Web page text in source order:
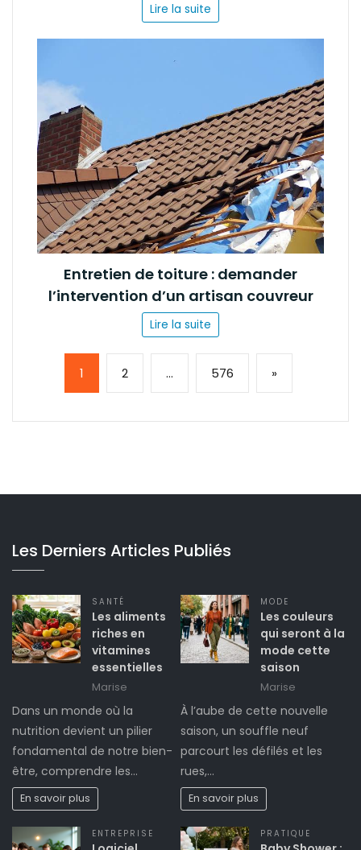
Lire la suite
Entretien de toiture : demander
l’intervention d’un artisan couvreur
Lire la suite
1 2 … 576 Next
»
Les Derniers Articles Publiés
SANTÉ
Les aliments
riches en
vitamines
essentielles
Marise
Dans un monde où la
nutrition devient un pilier
fondamental de notre bien-
être, comprendre les…
En savoir plus
MODE
Les couleurs
qui seront à la
mode cette
saison
Marise
À l’aube de cette nouvelle
saison, un souffle neuf
parcourt les défilés et les
rues,…
En savoir plus
ENTREPRISE PRATIQUE